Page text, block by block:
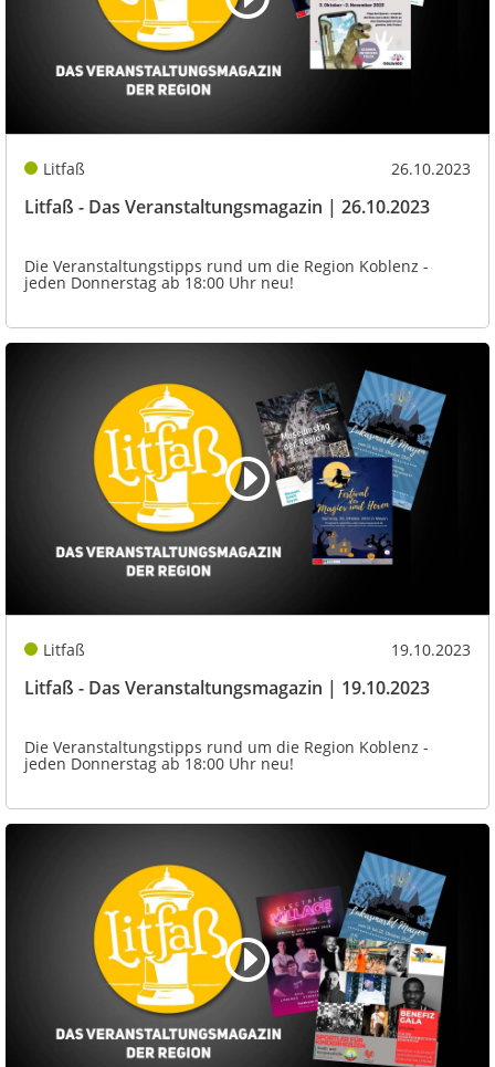
Litfaß 26.10.2023
Litfaß - Das Veranstaltungsmagazin | 26.10.2023
Die Veranstaltungstipps rund um die Region Koblenz -
jeden Donnerstag ab 18:00 Uhr neu!
Litfaß 19.10.2023
Litfaß - Das Veranstaltungsmagazin | 19.10.2023
Die Veranstaltungstipps rund um die Region Koblenz -
jeden Donnerstag ab 18:00 Uhr neu!